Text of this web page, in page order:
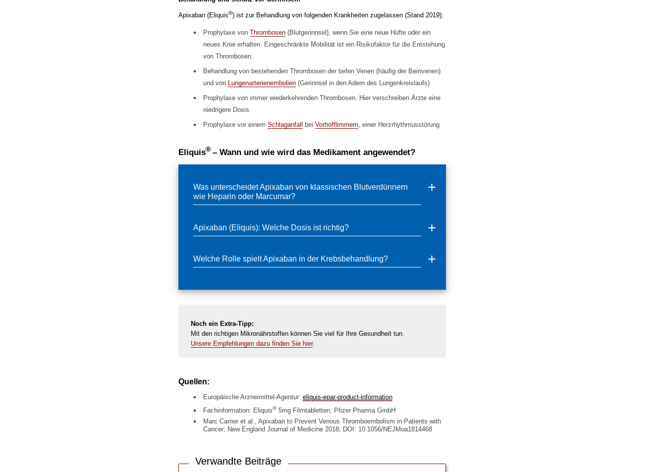
Apixaban (Eliquis®) ist zur Behandlung von folgenden Krankheiten zugelassen (Stand 2019):
Prophylaxe von Thrombosen(Blutgerinnsel), wenn Sie eine neue Hüfte oder ein
neues Knie erhalten. Eingeschränkte Mobilität ist ein Risikofaktor für die Entstehung
von Thrombosen.
Behandlung von bestehenden Thrombosen der tiefen Venen (häufig der Beinvenen)
und von Lungenarterienembolien(Gerinnsel in den Adern des Lungenkreislaufs)
Prophylaxe von immer wiederkehrenden Thrombosen. Hier verschreiben Ärzte eine
niedrigere Dosis.
Prophylaxe vor einem Schlaganfall bei Vorhofflimmern, einer Herzrhythmusstörung
Eliquis® – Wann und wie wird das Medikament angewendet?
Was unterscheidet Apixaban von klassischen Blutverdünnern
wie Heparin oder Marcumar?
Apixaban (Eliquis): Welche Dosis ist richtig?
Welche Rolle spielt Apixaban in der Krebsbehandlung?
Noch ein Extra-Tipp:
Mit den richtigen Mikronährstoffen können Sie viel für Ihre Gesundheit tun.
Unsere Empfehlungen dazu finden Sie hier.
Quellen:
Europäische Arzneimittel-Agentur: eliquis-epar-product-information
Fachinformation: Eliquis®5mg Filmtabletten, Pfizer Pharma GmbH
Marc Carrier et al., Apixaban to Prevent Venous Thromboembolism in Patients with
Cancer; New England Journal of Medicine 2018; DOI: 10.1056/NEJMoa1814468
Verwandte Beiträge